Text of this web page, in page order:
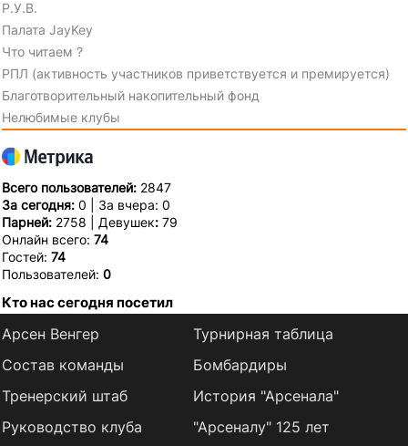
Р.У.В.
Палата JayKey
Что читаем ?
РПЛ (активность участников приветствуется и премируется)
Благотворительный накопительный фонд
Нелюбимые клубы
Всего пользователей: 2847
За сегодня: 0 | За вчера: 0
Парней: 2758 | Девушек: 79
Онлайн всего: 74
Гостей: 74
Пользователей: 0
Кто нас сегодня посетил
Арсен Венгер
Состав команды
Тренерский штаб
Руководство клуба
Турнирная таблица
Бомбардиры
История "Арсенала"
"Арсеналу" 125 лет